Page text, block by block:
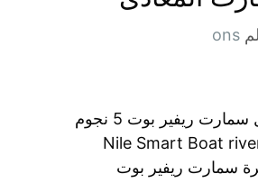
ons
ريفير بوت 5 نجوم
Nile Smart Boat
سمارت ريفير بوت